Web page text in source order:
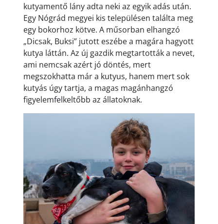
kutyamentő lány adta neki az egyik adás után.
Egy Nógrád megyei kis településen találta meg
egy bokorhoz kötve. A műsorban elhangzó
„Dicsak, Buksi” jutott eszébe a magára hagyott
kutya láttán. Az új gazdik megtartották a nevet,
ami nemcsak azért jó döntés, mert
megszokhatta már a kutyus, hanem mert sok
kutyás úgy tartja, a magas magánhangzó
figyelemfelkeltőbb az állatoknak.